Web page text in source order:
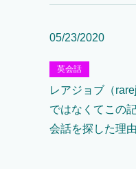
05/23/2020
英会話
レアジョブ（
ではなくてこの
会話を探した理